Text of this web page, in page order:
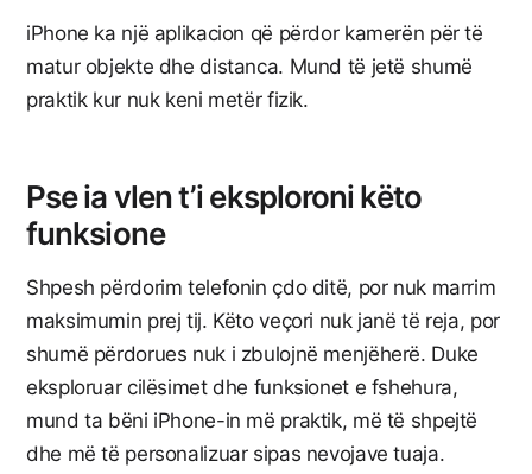
iPhone ka një aplikacion që përdor kamerën për të
matur objekte dhe distanca. Mund të jetë shumë
praktik kur nuk keni metër fizik.
Pse ia vlen t’i eksploroni këto
funksione
Shpesh përdorim telefonin çdo ditë, por nuk marrim
maksimumin prej tij. Këto veçori nuk janë të reja, por
shumë përdorues nuk i zbulojnë menjëherë. Duke
eksploruar cilësimet dhe funksionet e fshehura,
mund ta bëni iPhone-in më praktik, më të shpejtë
dhe më të personalizuar sipas nevojave tuaja.